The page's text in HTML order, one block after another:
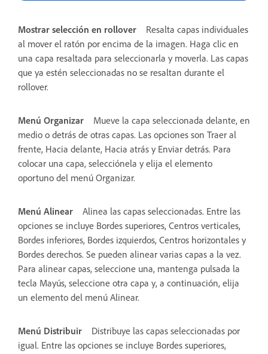
Mostrar selección en rollover
Resalta capas individuales
al mover el ratón por encima de la imagen. Haga clic en
una capa resaltada para seleccionarla y moverla. Las capas
que ya estén seleccionadas no se resaltan durante el
rollover.
Menú Organizar
Mueve la capa seleccionada delante, en
medio o detrás de otras capas. Las opciones son Traer al
frente, Hacia delante, Hacia atrás y Enviar detrás. Para
colocar una capa, selecciónela y elija el elemento
oportuno del menú Organizar.
Menú Alinear
Alinea las capas seleccionadas. Entre las
opciones se incluye Bordes superiores, Centros verticales,
Bordes inferiores, Bordes izquierdos, Centros horizontales y
Bordes derechos. Se pueden alinear varias capas a la vez.
Para alinear capas, seleccione una, mantenga pulsada la
tecla Mayús, seleccione otra capa y, a continuación, elija
un elemento del menú Alinear.
Menú Distribuir
Distribuye las capas seleccionadas por
igual. Entre las opciones se incluye Bordes superiores,